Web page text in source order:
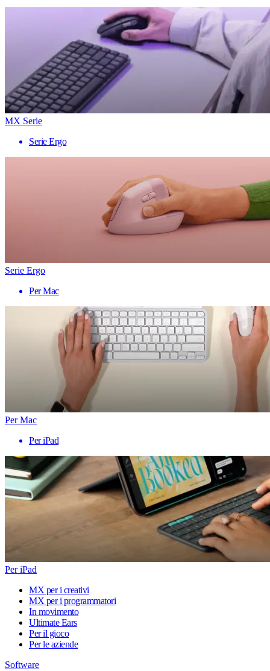
MX Serie
Serie Ergo
Serie Ergo
Per Mac
Per Mac
Per iPad
Per iPad
MX per i creativi
MX per i programmatori
In movimento
Ultimate Ears
Per il gioco
Per le aziende
Software